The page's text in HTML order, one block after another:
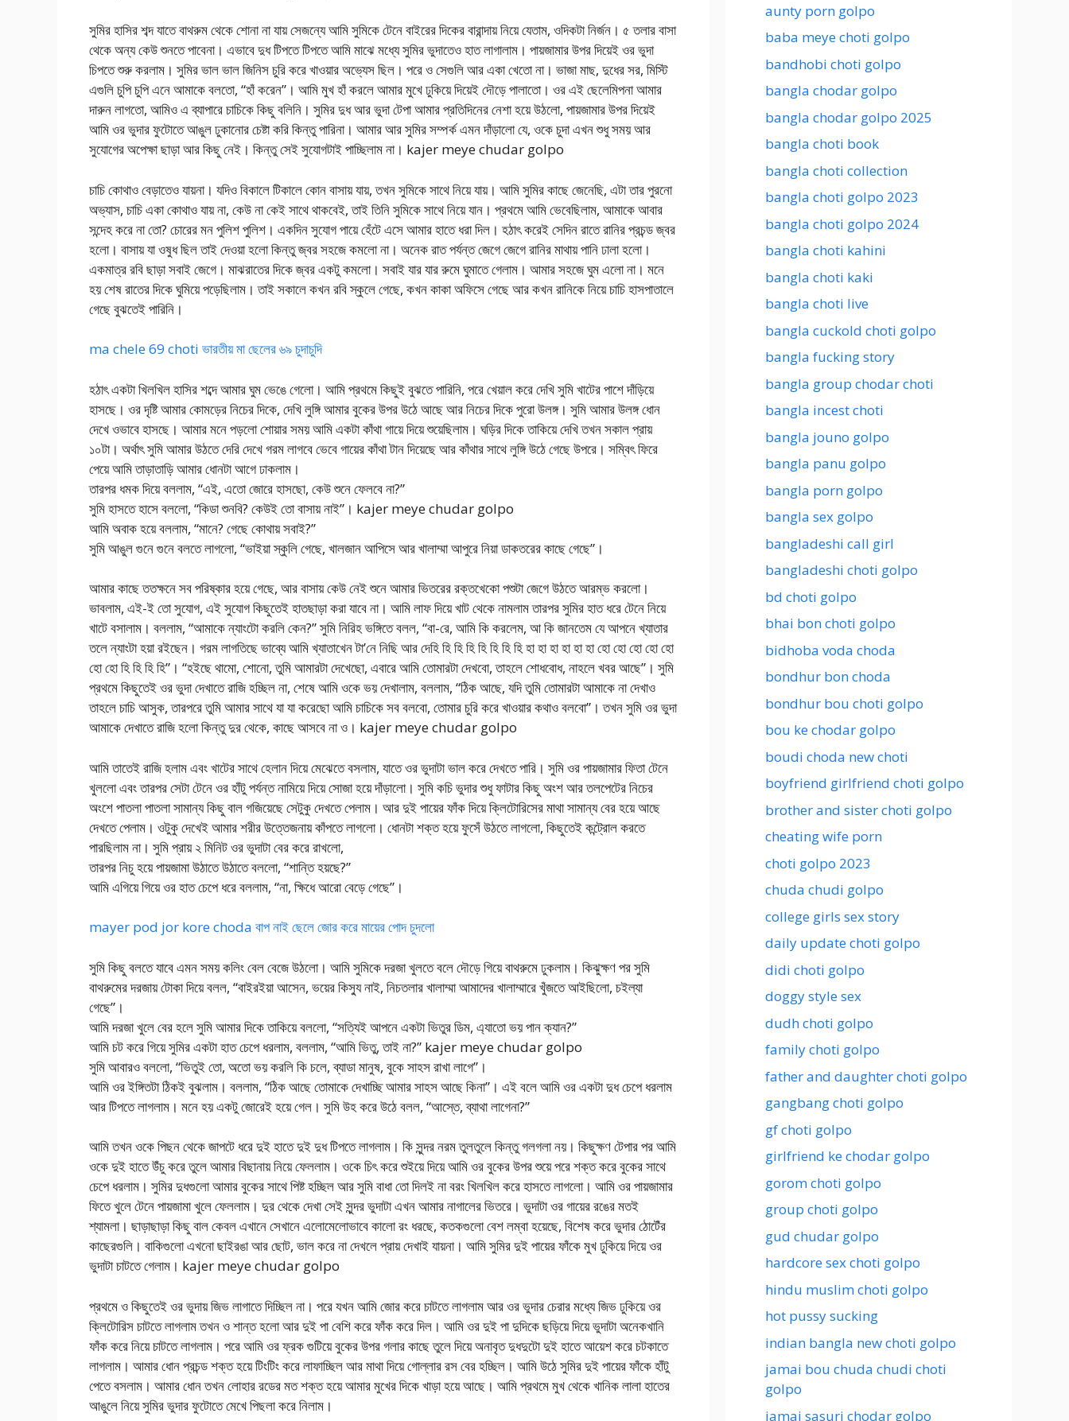
সুমির হাসির শব্দ যাতে বাথরুম থেকে শোনা না যায় সেজন্যে আমি সুমিকে টেনে বাইরের দিকের বারান্দায় নিয়ে যেতাম, ওদিকটা নির্জন। ৫ তলার বাসা
থেকে অন্য কেউ শুনতে পাবেনা। এভাবে দুধ টিপতে টিপতে আমি মাঝে মধ্যে সুমির ভুদাতেও হাত লাগালাম। পায়জামার উপর দিয়েই ওর ভুদা
চিপতে শুরু করলাম। সুমির ভাল ভাল জিনিস চুরি করে খাওয়ার অভ্যেস ছিল। পরে ও সেগুলি আর একা খেতো না। ভাজা মাছ, দুধের সর, মিস্টি
এগুলি চুপি চুপি এনে আমাকে বলতো, “হাঁ করেন”। আমি মুখ হাঁ করলে আমার মুখে ঢুকিয়ে দিয়েই দৌড়ে পালাতো। ওর এই ছেলেমিপনা আমার
দারুন লাগতো, আমিও এ ব্যাপারে চাচিকে কিছু বলিনি। সুমির দুধ আর ভুদা টেপা আমার প্রতিদিনের নেশা হয়ে উঠলো, পায়জামার উপর দিয়েই
আমি ওর ভুদার ফুটোতে আঙুল ঢুকানোর চেষ্টা করি কিন্তু পারিনা। আমার আর সুমির সম্পর্ক এমন দাঁড়ালো যে, ওকে চুদা এখন শুধু সময় আর
সুযোগের অপেক্ষা ছাড়া আর কিছু নেই। কিন্তু সেই সুযোগটাই পাচ্ছিলাম না। kajer meye chudar golpo
চাচি কোথাও বেড়াতেও যায়না। যদিও বিকালে টিকালে কোন বাসায় যায়, তখন সুমিকে সাথে নিয়ে যায়। আমি সুমির কাছে জেনেছি, এটা তার পুরনো
অভ্যাস, চাচি একা কোথাও যায় না, কেউ না কেই সাথে থাকবেই, তাই তিনি সুমিকে সাথে নিয়ে যান। প্রথমে আমি ভেবেছিলাম, আমাকে আবার
সন্দেহ করে না তো? চোরের মন পুলিশ পুলিশ। একদিন সুযোগ পায়ে হেঁটে এসে আমার হাতে ধরা দিল। হঠাৎ করেই সেদিন রাতে রানির প্রচন্ড জ্বর
হলো। বাসায় যা ওষুধ ছিল তাই দেওয়া হলো কিন্তু জ্বর সহজে কমলো না। অনেক রাত পর্যন্ত জেগে জেগে রানির মাথায় পানি ঢালা হলো।
একমাত্র রবি ছাড়া সবাই জেগে। মাঝরাতের দিকে জ্বর একটু কমলো। সবাই যার যার রুমে ঘুমাতে গেলাম। আমার সহজে ঘুম এলো না। মনে
হয় শেষ রাতের দিকে ঘুমিয়ে পড়েছিলাম। তাই সকালে কখন রবি স্কুলে গেছে, কখন কাকা অফিসে গেছে আর কখন রানিকে নিয়ে চাচি হাসপাতালে
গেছে বুঝতেই পারিনি।
ma chele 69 choti ভারতীয় মা ছেলের ৬৯ চুদাচুদি
হঠাৎ একটা খিলখিল হাসির শব্দে আমার ঘুম ভেঙে গেলো। আমি প্রথমে কিছুই বুঝতে পারিনি, পরে খেয়াল করে দেখি সুমি খাটের পাশে দাঁড়িয়ে
হাসছে। ওর দৃষ্টি আমার কোমড়ের নিচের দিকে, দেখি লুঙ্গি আমার বুকের উপর উঠে আছে আর নিচের দিকে পুরো উলঙ্গ। সুমি আমার উলঙ্গ ধোন
দেখে ওভাবে হাসছে। আমার মনে পড়লো শোয়ার সময় আমি একটা কাঁথা গায়ে দিয়ে শুয়েছিলাম। ঘড়ির দিকে তাকিয়ে দেখি তখন সকাল প্রায়
১০টা। অর্থাৎ সুমি আমার উঠতে দেরি দেখে গরম লাগবে ভেবে গায়ের কাঁথা টান দিয়েছে আর কাঁথার সাথে লুঙ্গি উঠে গেছে উপরে। সম্বিৎ ফিরে
পেয়ে আমি তাড়াতাড়ি আমার ধোনটা আগে ঢাকলাম।
তারপর ধমক দিয়ে বললাম, “এই, এতো জোরে হাসছো, কেউ শুনে ফেলবে না?”
সুমি হাসতে হাসে বললো, “কিডা শুনবি? কেউই তো বাসায় নাই”। kajer meye chudar golpo
আমি অবাক হয়ে বললাম, “মানে? গেছে কোথায় সবাই?”
সুমি আঙুল গুনে গুনে বলতে লাগলো, “ভাইয়া স্কুলি গেছে, খালজান আপিসে আর খালাম্মা আপুরে নিয়া ডাকতরের কাছে গেছে”।
আমার কাছে ততক্ষনে সব পরিষ্কার হয়ে গেছে, আর বাসায় কেউ নেই শুনে আমার ভিতরের রক্তখেকো পশুটা জেগে উঠতে আরম্ভ করলো।
ভাবলাম, এই-ই তো সুযোগ, এই সুযোগ কিছুতেই হাতছাড়া করা যাবে না। আমি লাফ দিয়ে খাট থেকে নামলাম তারপর সুমির হাত ধরে টেনে নিয়ে
খাটে বসালাম। বললাম, “আমাকে ন্যাংটো করলি কেন?” সুমি নিরিহ ভঙ্গিতে বলল, “বা-রে, আমি কি করলেম, আ কি জানতেম যে আপনে খ্যাতার
তলে ন্যাংটা হয়া রইছেন। গরম লাগতিছে ভাব্যে আমি খ্যাতাখেন টা’নে নিছি আর দেহি হি হি হি হি হি হি হি হা হা হা হা হা হা হো হো হো হো হো
হো হো হি হি হি হি”। “হইছে থামো, শোনো, তুমি আমারটা দেখেছো, এবারে আমি তোমারটা দেখবো, তাহলে শোধবোধ, নাহলে খবর আছে”। সুমি
প্রথমে কিছুতেই ওর ভুদা দেখাতে রাজি হচ্ছিল না, শেষে আমি ওকে ভয় দেখালাম, বললাম, “ঠিক আছে, যদি তুমি তোমারটা আমাকে না দেখাও
তাহলে চাচি আসুক, তারপরে তুমি আমার সাথে যা যা করেছো আমি চাচিকে সব বলবো, তোমার চুরি করে খাওয়ার কথাও বলবো”। তখন সুমি ওর ভুদা
আমাকে দেখাতে রাজি হলো কিন্তু দুর থেকে, কাছে আসবে না ও। kajer meye chudar golpo
আমি তাতেই রাজি হলাম এবং খাটের সাথে হেলান দিয়ে মেঝেতে বসলাম, যাতে ওর ভুদাটা ভাল করে দেখতে পারি। সুমি ওর পায়জামার ফিতা টেনে
খুললো এবং তারপর সেটা টেনে ওর হাঁটু পর্যন্ত নামিয়ে দিয়ে সোজা হয়ে দাঁড়ালো। সুমি কচি ভুদার শুধু ফাটার কিছু অংশ আর তলপেটের নিচের
অংশে পাতলা পাতলা সামান্য কিছু বাল গজিয়েছে সেটুকু দেখতে পেলাম। আর দুই পায়ের ফাঁক দিয়ে ক্লিটোরিসের মাথা সামান্য বের হয়ে আছে
দেখতে পেলাম। ওটুকু দেখেই আমার শরীর উত্তেজনায় কাঁপতে লাগলো। ধোনটা শক্ত হয়ে ফুসেঁ উঠতে লাগলো, কিছুতেই কন্ট্রোল করতে
পারছিলাম না। সুমি প্রায় ২ মিনিট ওর ভুদাটা বের করে রাখলো,
তারপর নিচু হয়ে পায়জামা উঠাতে উঠাতে বললো, “শান্তি হয়ছে?”
আমি এগিয়ে গিয়ে ওর হাত চেপে ধরে বললাম, “না, ক্ষিধে আরো বেড়ে গেছে”।
mayer pod jor kore choda বাপ নাই ছেলে জোর করে মায়ের পোদ চুদলো
সুমি কিছু বলতে যাবে এমন সময় কলিং বেল বেজে উঠলো। আমি সুমিকে দরজা খুলতে বলে দৌড়ে গিয়ে বাথরুমে ঢুকলাম। কিঝুক্ষণ পর সুমি
বাথরুমের দরজায় টোকা দিয়ে বলল, “বাইরইয়া আসেন, ভয়ের কিস্যু নাই, নিচতলার খালাম্মা আমাদের খালাম্মারে খুঁজতে আইছিলো, চইল্যা
গেছে”।
আমি দরজা খুলে বের হলে সুমি আমার দিকে তাকিয়ে বললো, “সত্যিই আপনে একটা ভিতুর ডিম, এ্যাতো ভয় পান ক্যান?”
আমি চট করে গিয়ে সুমির একটা হাত চেপে ধরলাম, বললাম, “আমি ভিতু, তাই না?” kajer meye chudar golpo
সুমি আবারও বললো, “ভিতুই তো, অতো ভয় করলি কি চলে, ব্যাডা মানুষ, বুকে সাহস রাখা লাগে”।
আমি ওর ইঙ্গিতটা ঠিকই বুঝলাম। বললাম, “ঠিক আছে তোমাকে দেখাচ্ছি আমার সাহস আছে কিনা”। এই বলে আমি ওর একটা দুধ চেপে ধরলাম
আর টিপতে লাগলাম। মনে হয় একটু জোরেই হয়ে গেল। সুমি উহ করে উঠে বলল, “আস্তে, ব্যাথা লাগেনা?”
আমি তখন ওকে পিছন থেকে জাপটে ধরে দুই হাতে দুই দুধ টিপতে লাগলাম। কি সুন্দর নরম তুলতুলে কিন্তু গলগলা নয়। কিছুক্ষণ টেপার পর আমি
ওকে দুই হাতে উঁচু করে তুলে আমার বিছানায় নিয়ে ফেললাম। ওকে চিৎ করে শুইয়ে দিয়ে আমি ওর বুকের উপর শুয়ে পরে শক্ত করে বুকের সাথে
চেপে ধরলাম। সুমির দুধগুলো আমার বুকের সাথে পিষ্ট হচ্ছিল আর সুমি বাধা তো দিলই না বরং খিলখিল করে হাসতে লাগলো। আমি ওর পায়জামার
ফিতে খুলে টেনে পায়জামা খুলে ফেললাম। দুর থেকে দেখা সেই সুন্দর ভুদাটা এখন আমার নাগালের ভিতরে। ভুদাটা ওর গায়ের রঙের মতই
শ্যামলা। ছাড়াছাড়া কিছু বাল কেবল এখানে সেখানে এলোমেলোভাবে কালো রং ধরছে, কতকগুলো বেশ লম্বা হয়েছে, বিশেষ করে ভুদার ঠোটেঁর
কাছেরগুলি। বাকিগুলো এখনো ছাইরঙা আর ছোট, ভাল করে না দেখলে প্রায় দেখাই যায়না। আমি সুমির দুই পায়ের ফাঁকে মুখ ঢুকিয়ে দিয়ে ওর
ভুদাটা চাটতে গেলাম। kajer meye chudar golpo
প্রথমে ও কিছুতেই ওর ভুদায় জিভ লাগাতে দিচ্ছিল না। পরে যখন আমি জোর করে চাটতে লাগলাম আর ওর ভুদার চেরার মধ্যে জিভ ঢুকিয়ে ওর
ক্লিটোরিস চাটতে লাগলাম তখন ও শান্ত হলো আর দুই পা বেশি করে ফাঁক করে দিল। আমি ওর দুই পা দুদিকে ছড়িয়ে দিয়ে ভুদাটা অনেকখানি
ফাঁক করে নিয়ে চাটতে লাগলাম। পরে আমি ওর ফ্রক গুটিয়ে বুকের উপর গলার কাছে তুলে দিয়ে অনাবৃত দুধদুটো দুই হাতে আয়েশ করে চটকাতে
লাগলাম। আমার ধোন প্রচন্ড শক্ত হয়ে টিংটিং করে লাফাচ্ছিল আর মাথা দিয়ে গোল্লার রস বের হচ্ছিল। আমি উঠে সুমির দুই পায়ের ফাঁকে হাঁটু
পেতে বসলাম। আমার ধোন তখন লোহার রডের মত শক্ত হয়ে আমার মুখের দিকে খাড়া হয়ে আছে। আমি প্রথমে মুখ থেকে খানিক লালা হাতের
আঙুলে নিয়ে সুমির ভুদার ফুটোতে মেখে পিছলা করে নিলাম।
aunty porn golpo
baba meye choti golpo
bandhobi choti golpo
bangla chodar golpo
bangla chodar golpo 2025
bangla choti book
bangla choti collection
bangla choti golpo 2023
bangla choti golpo 2024
bangla choti kahini
bangla choti kaki
bangla choti live
bangla cuckold choti golpo
bangla fucking story
bangla group chodar choti
bangla incest choti
bangla jouno golpo
bangla panu golpo
bangla porn golpo
bangla sex golpo
bangladeshi call girl
bangladeshi choti golpo
bd choti golpo
bhai bon choti golpo
bidhoba voda choda
bondhur bon choda
bondhur bou choti golpo
bou ke chodar golpo
boudi choda new choti
boyfriend girlfriend choti golpo
brother and sister choti golpo
cheating wife porn
choti golpo 2023
chuda chudi golpo
college girls sex story
daily update choti golpo
didi choti golpo
doggy style sex
dudh choti golpo
family choti golpo
father and daughter choti golpo
gangbang choti golpo
gf choti golpo
girlfriend ke chodar golpo
gorom choti golpo
group choti golpo
gud chudar golpo
hardcore sex choti golpo
hindu muslim choti golpo
hot pussy sucking
indian bangla new choti golpo
jamai bou chuda chudi choti
golpo
jamai sasuri chodar golpo